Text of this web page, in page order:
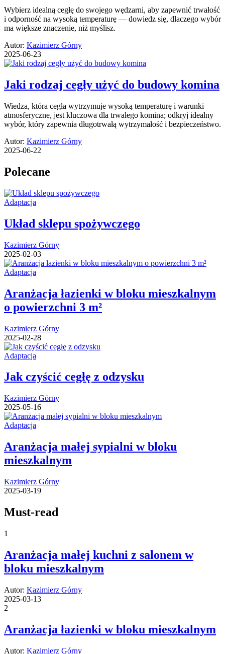
Wybierz idealną cegłę do swojego wędzarni, aby zapewnić trwałość
i odporność na wysoką temperaturę — dowiedz się, dlaczego wybór
ma większe znaczenie, niż myślisz.
Autor: Kazimierz Górny
2025-06-23
Jaki rodzaj cegły użyć do budowy komina
Wiedza, która cegła wytrzymuje wysoką temperaturę i warunki
atmosferyczne, jest kluczowa dla trwałego komina; odkryj idealny
wybór, który zapewnia długotrwałą wytrzymałość i bezpieczeństwo.
Autor: Kazimierz Górny
2025-06-22
Polecane
Adaptacja
Układ sklepu spożywczego
Kazimierz Górny
2025-02-03
Adaptacja
Aranżacja łazienki w bloku mieszkalnym
o powierzchni 3 m²
Kazimierz Górny
2025-02-28
Adaptacja
Jak czyścić cegłę z odzysku
Kazimierz Górny
2025-05-16
Adaptacja
Aranżacja małej sypialni w bloku
mieszkalnym
Kazimierz Górny
2025-03-19
Must-read
1
Aranżacja małej kuchni z salonem w
bloku mieszkalnym
Autor: Kazimierz Górny
2025-03-13
2
Aranżacja łazienki w bloku mieszkalnym
Autor: Kazimierz Górny